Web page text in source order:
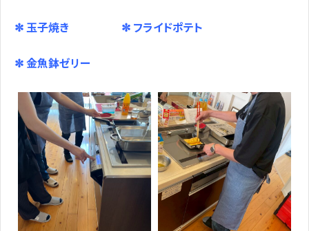
✼ 玉子焼き ✼ フライドポテト
✼ 金魚鉢ゼリー